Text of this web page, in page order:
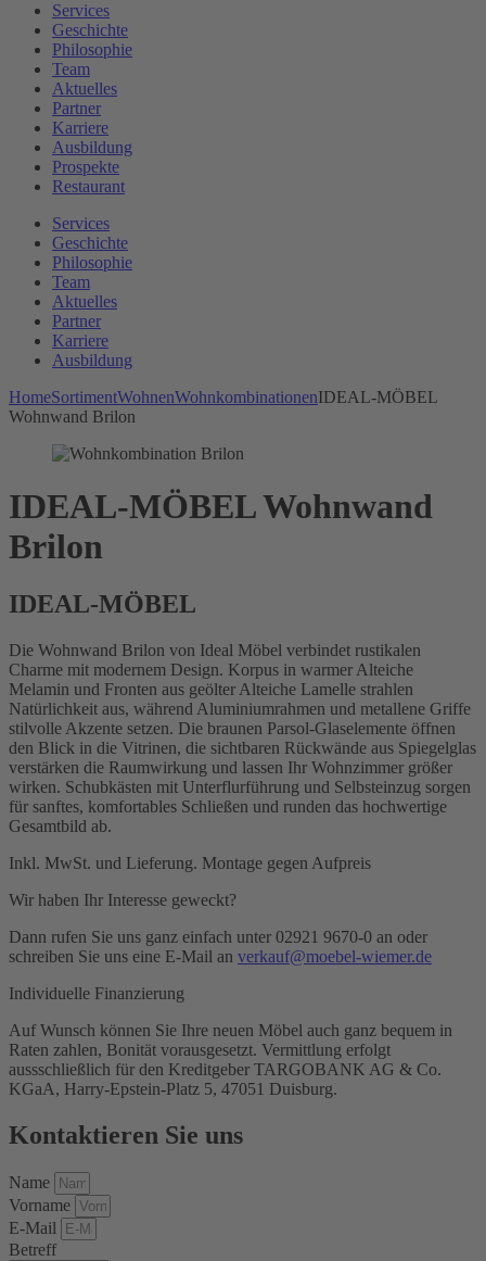
Services
Geschichte
Philosophie
Team
Aktuelles
Partner
Karriere
Ausbildung
Prospekte
Restaurant
Services
Geschichte
Philosophie
Team
Aktuelles
Partner
Karriere
Ausbildung
HomeSortimentWohnenWohnkombinationenIDEAL-MÖBEL
Wohnwand Brilon
IDEAL-MÖBEL Wohnwand
Brilon
IDEAL-MÖBEL
Die Wohnwand Brilon von Ideal Möbel verbindet rustikalen
Charme mit modernem Design. Korpus in warmer Alteiche
Melamin und Fronten aus geölter Alteiche Lamelle strahlen
Natürlichkeit aus, während Aluminiumrahmen und metallene Griffe
stilvolle Akzente setzen. Die braunen Parsol-Glaselemente öffnen
den Blick in die Vitrinen, die sichtbaren Rückwände aus Spiegelglas
verstärken die Raumwirkung und lassen Ihr Wohnzimmer größer
wirken. Schubkästen mit Unterflurführung und Selbsteinzug sorgen
für sanftes, komfortables Schließen und runden das hochwertige
Gesamtbild ab.
Inkl. MwSt. und Lieferung. Montage gegen Aufpreis
Wir haben Ihr Interesse geweckt?
Dann rufen Sie uns ganz einfach unter 02921 9670-0 an oder
schreiben Sie uns eine E-Mail an verkauf@moebel-wiemer.de
Individuelle Finanzierung
Auf Wunsch können Sie Ihre neuen Möbel auch ganz bequem in
Raten zahlen, Bonität vorausgesetzt. Vermittlung erfolgt
aussschließlich für den Kreditgeber TARGOBANK AG & Co.
KGaA, Harry-Epstein-Platz 5, 47051 Duisburg.
Kontaktieren Sie uns
Name
Vorname
E-Mail
Betreff